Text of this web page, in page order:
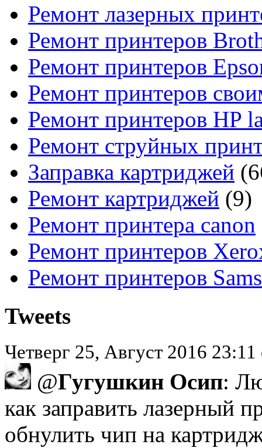
Ремонт лазерных
Ремонт принтеров
Ремонт принтеров
Ремонт принтеров
Ремонт принтеров HP
Ремонт струйных
Заправка картриджей
Ремонт картриджей (9)
Ремонт принтера canon
Ремонт принтеров
Ремонт принтеров
Tweets
Четверг 25, Август 2016
@Гугушкин Осип:
как заправить лазерный
обнулить чип на